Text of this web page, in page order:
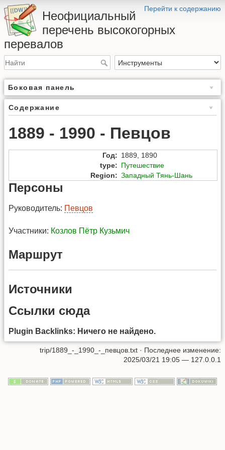
Перейти к содержанию
Неофициальный
перечень высокогорных
перевалов
Боковая панель
Содержание
1889 - 1990 - Певцов
Год: 1889, 1890
type: Путешествие
Region: Западный Тянь-Шань
Персоны
Руководитель: Певцов
Участники: Козлов Пётр Кузьмич
Маршрут
Источники
Ссылки сюда
Plugin Backlinks: Ничего не найдено.
trip/1889_-_1990_-_певцов.txt · Последнее изменение:
2025/03/21 19:05 — 127.0.0.1